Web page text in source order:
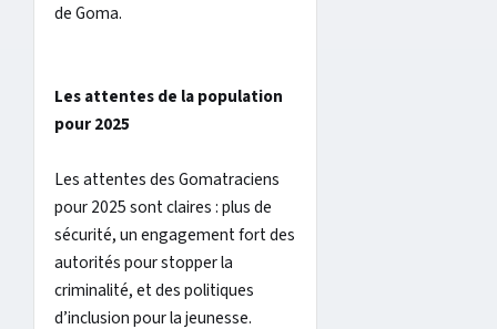
de Goma.
Les attentes de la population
pour 2025
Les attentes des Gomatraciens
pour 2025 sont claires : plus de
sécurité, un engagement fort des
autorités pour stopper la
criminalité, et des politiques
d’inclusion pour la jeunesse.